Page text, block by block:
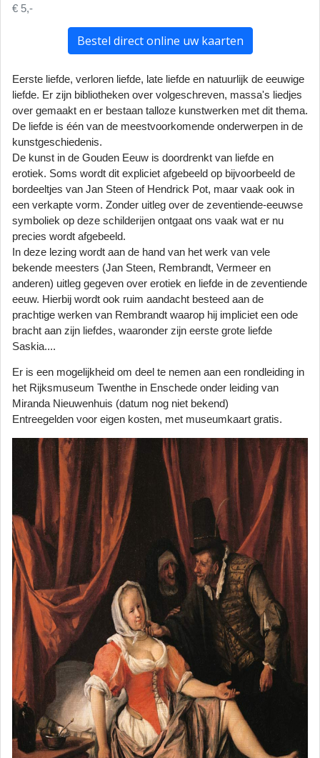
€ 5,-
Bestel direct online uw kaarten
Eerste liefde, verloren liefde, late liefde en natuurlijk de eeuwige
liefde. Er zijn bibliotheken over volgeschreven, massa's liedjes
over gemaakt en er bestaan talloze kunstwerken met dit thema.
De liefde is één van de meestvoorkomende onderwerpen in de
kunstgeschiedenis.
De kunst in de Gouden Eeuw is doordrenkt van liefde en
erotiek. Soms wordt dit expliciet afgebeeld op bijvoorbeeld de
bordeeltjes van Jan Steen of Hendrick Pot, maar vaak ook in
een verkapte vorm. Zonder uitleg over de zeventiende-eeuwse
symboliek op deze schilderijen ontgaat ons vaak wat er nu
precies wordt afgebeeld.
In deze lezing wordt aan de hand van het werk van vele
bekende meesters (Jan Steen, Rembrandt, Vermeer en
anderen) uitleg gegeven over erotiek en liefde in de zeventiende
eeuw. Hierbij wordt ook ruim aandacht besteed aan de
prachtige werken van Rembrandt waarop hij impliciet een ode
bracht aan zijn liefdes, waaronder zijn eerste grote liefde
Saskia....
Er is een mogelijkheid om deel te nemen aan een rondleiding in
het Rijksmuseum Twenthe in Enschede onder leiding van
Miranda Nieuwenhuis (datum nog niet bekend)
Entreegelden voor eigen kosten, met museumkaart gratis.